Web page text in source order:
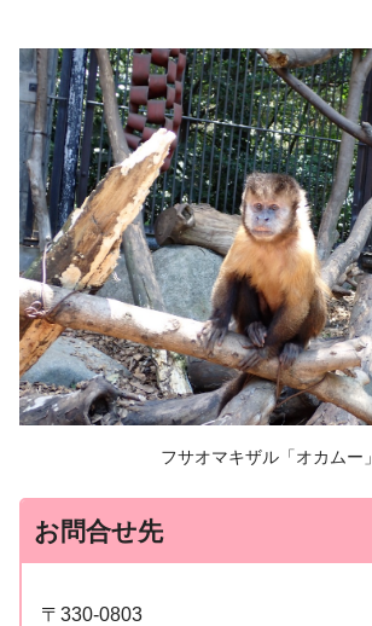
フサオマキザル「オカムー」
お問合せ先
〒330-0803